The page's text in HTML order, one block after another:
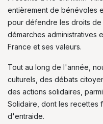
entièrement de bénévoles
pour défendre les droits
démarches administratives
France et ses valeurs.
Tout au long de l'année,
culturels, des débats
des actions solidaires,
Solidaire, dont les recettes
d'entraide.